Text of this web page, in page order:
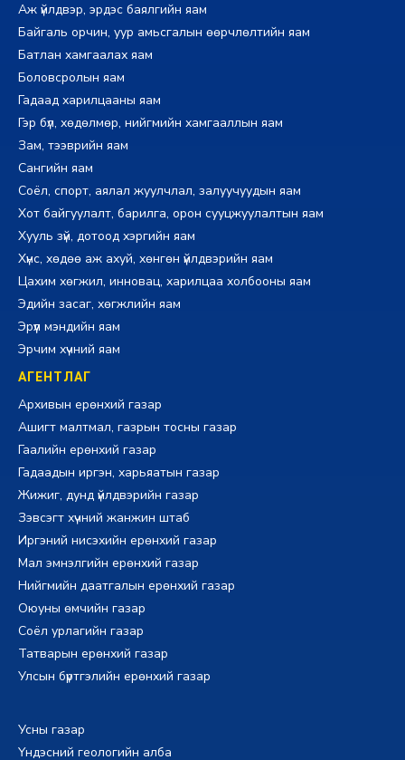
Аж үйлдвэр, эрдэс баялгийн яам
Байгаль орчин, уур амьсгалын өөрчлөлтийн яам
Батлан хамгаалах яам
Боловсролын яам
Гадаад харилцааны яам
Гэр бүл, хөдөлмөр, нийгмийн хамгааллын яам
Зам, тээврийн яам
Сангийн яам
Соёл, спорт, аялал жуулчлал, залуучуудын яам
Хот байгуулалт, барилга, орон сууцжуулалтын яам
Хууль зүй, дотоод хэргийн яам
Хүнс, хөдөө аж ахуй, хөнгөн үйлдвэрийн яам
Цахим хөгжил, инновац, харилцаа холбооны яам
Эдийн засаг, хөгжлийн яам
Эрүүл мэндийн яам
Эрчим хүчний яам
АГЕНТЛАГ
Архивын ерөнхий газар
Ашигт малтмал, газрын тосны газар
Гаалийн ерөнхий газар
Гадаадын иргэн, харьяатын газар
Жижиг, дунд үйлдвэрийн газар
Зэвсэгт хүчний жанжин штаб
Иргэний нисэхийн ерөнхий газар
Мал эмнэлгийн ерөнхий газар
Нийгмийн даатгалын ерөнхий газар
Оюуны өмчийн газар
Соёл урлагийн газар
Татварын ерөнхий газар
Улсын бүртгэлийн ерөнхий газар
Усны газар
Үндэсний геологийн алба